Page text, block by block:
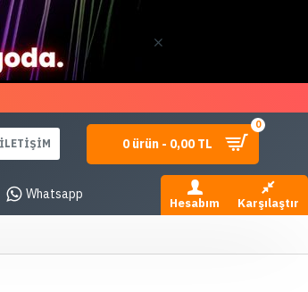
İLETİŞİM 0 ürün - 0,00 TL
0
Whatsapp
Hesabım Karşılaştır